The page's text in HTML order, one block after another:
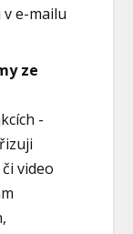
e-mailu
ze
-
video